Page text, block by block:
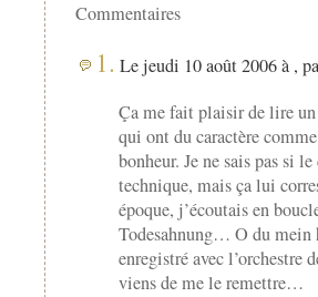
Commentaires
1. Le jeudi 10 août 2006 à ,
Ça me fait plaisir de lire
qui ont du caractère
bonheur. Je ne sais pas si
technique, mais ça lui
époque, j’écoutais en
Todesahnung… O du mein
enregistré avec l’orchestre
viens de me le remettre…